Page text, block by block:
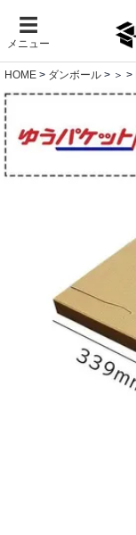
☰
メニュー
HOME ダンボール ＞